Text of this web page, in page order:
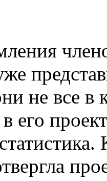
не все
его